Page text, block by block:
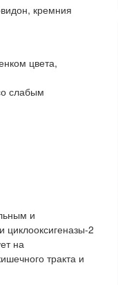
кремния
цвета,
слабым
и
2
на
тракта и